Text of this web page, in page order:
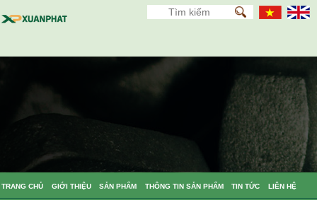
TRANG CHỦ GIỚI THIỆU SẢN PHẨM THÔNG TIN SẢN PHẨM TIN TỨC LIÊN HỆ